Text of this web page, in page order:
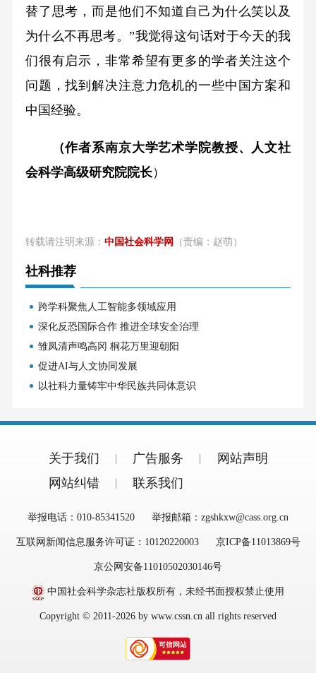
替了思考，而是他们不知道自己为什么笑以及
为什么不再思考。”我觉得这句话对于今天的我
们很有启示，非常希望有更多的学者关注这个
问题，找到解决注意力危机的一些中国方案和
中国经验。
（作者系南京大学艺术学院教授、人文社
会科学高级研究院院长）
转载请注明来源： 中国社会科学网 （责编：赵萌）
社科推荐
跨学科聚焦人工智能多领域应用
深化反恐国际合作 推进全球安全治理
雏凤清声鸣高冈 桐花万里迎朝阳
促进AI与人文协同发展
以社科力量铸牢中华民族共同体意识
关于我们 广告服务
网站声明
网站纠错
联系我们
举报电话：010-85341520 举报邮箱：zgshkxw@cass.org.cn
互联网新闻信息服务许可证：10120220003 京ICP备11013869号
京公网安备11010502030146号
中国社会科学杂志社版权所有，未经书面授权禁止使用
Copyright © 2011-2026 by www.cssn.cn all rights reserved